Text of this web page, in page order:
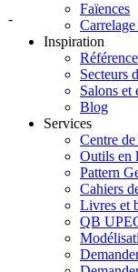
-
Faïences
Inspiration
Secteurs
Salons et
Blog
Services
Centre
Outils en
Pattern
Cahiers
Livres et
QB